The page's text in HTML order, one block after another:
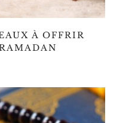
À OFFRIR